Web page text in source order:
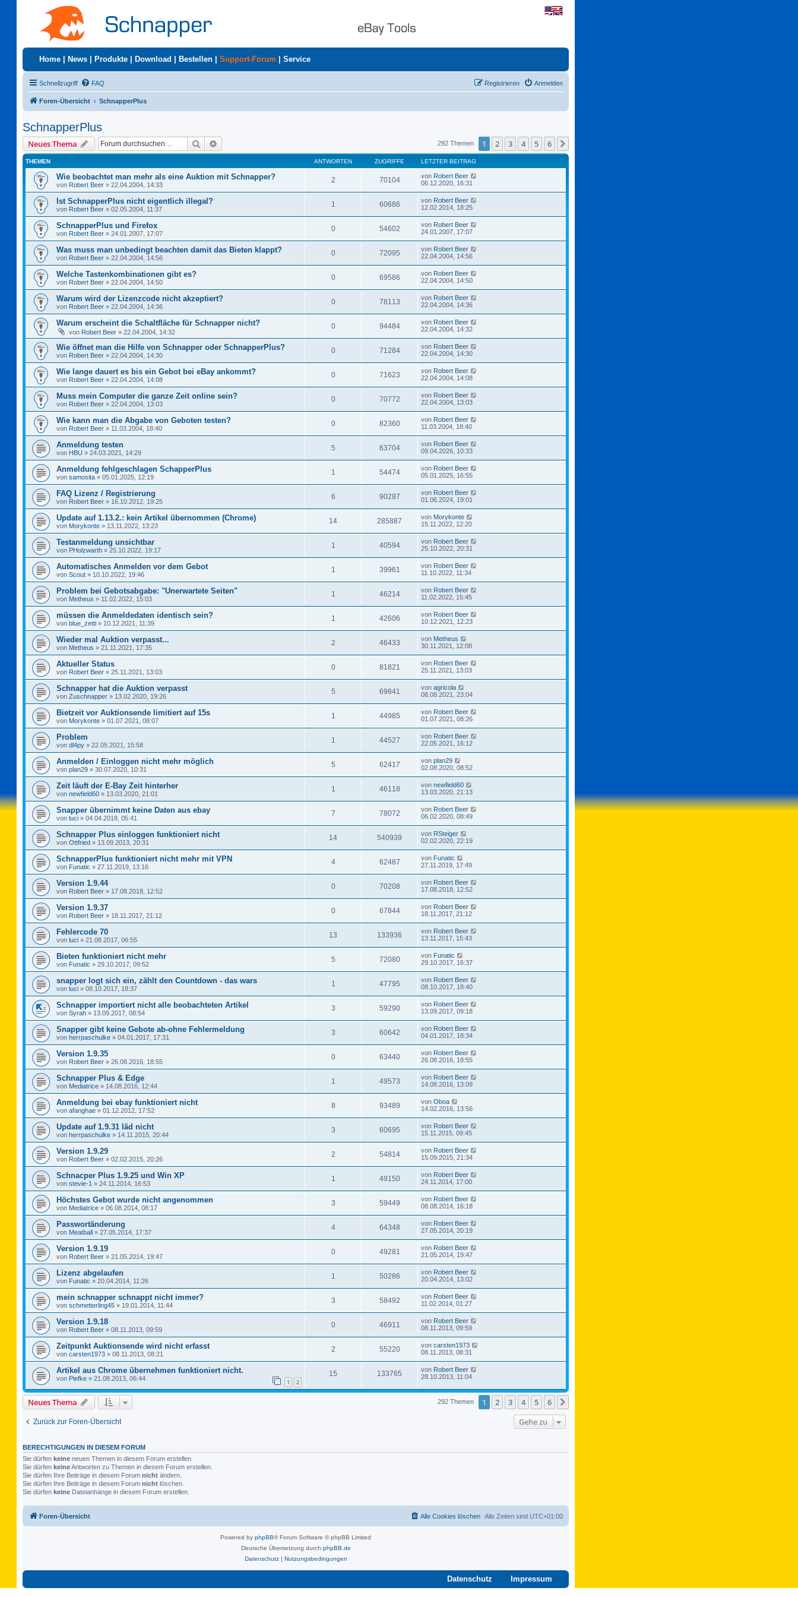
Home News Produkte Download Bestellen Support-Forum Service
Schnellzugriff FAQ Anmelden
Registrieren
Foren-Übersicht SchnapperPlus
SchnapperPlus
Neues Thema Suche 292 Themen 1 2 3 4 5 6
THEMEN ANTWORTEN ZUGRIFFE LETZTER BEITRAG
Wie beobachtet man mehr als eine Auktion mit Schnapper?
von Robert Beer » 22.04.2004, 14:33
2 70104 von Robert Beer
06.12.2020, 16:31
Ist SchnapperPlus nicht eigentlich illegal?
von Robert Beer » 02.05.2004, 11:37
1 60686 von Robert Beer
12.02.2014, 18:25
SchnapperPlus und Firefox
von Robert Beer » 24.01.2007, 17:07
0 54602 von Robert Beer
24.01.2007, 17:07
Was muss man unbedingt beachten damit das Bieten klappt?
von Robert Beer » 22.04.2004, 14:56
0 72095 von Robert Beer
22.04.2004, 14:56
Welche Tastenkombinationen gibt es?
von Robert Beer » 22.04.2004, 14:50
0 69586 von Robert Beer
22.04.2004, 14:50
Warum wird der Lizenzcode nicht akzeptiert?
von Robert Beer » 22.04.2004, 14:36
0 78113 von Robert Beer
22.04.2004, 14:36
Warum erscheint die Schaltfläche für Schnapper nicht?
von Robert Beer » 22.04.2004, 14:32
0 94484 von Robert Beer
22.04.2004, 14:32
Wie öffnet man die Hilfe von Schnapper oder SchnapperPlus?
von Robert Beer » 22.04.2004, 14:30
0 71284 von Robert Beer
22.04.2004, 14:30
Wie lange dauert es bis ein Gebot bei eBay ankommt?
von Robert Beer » 22.04.2004, 14:08
0 71623 von Robert Beer
22.04.2004, 14:08
Muss mein Computer die ganze Zeit online sein?
von Robert Beer » 22.04.2004, 13:03
0 70772 von Robert Beer
22.04.2004, 13:03
Wie kann man die Abgabe von Geboten testen?
von Robert Beer » 11.03.2004, 18:40
0 82360 von Robert Beer
11.03.2004, 18:40
Anmeldung testen
von HBU » 24.03.2021, 14:29
5 63704 von Robert Beer
09.04.2026, 10:33
Anmeldung fehlgeschlagen SchapperPlus
von samosita » 05.01.2025, 12:19
1 54474 von Robert Beer
05.01.2025, 16:55
FAQ Lizenz / Registrierung
von Robert Beer » 16.10.2012, 19:25
6 90287 von Robert Beer
01.06.2024, 19:01
Update auf 1.13.2.: kein Artikel übernommen (Chrome)
von Morykonte » 13.11.2022, 13:23
14 285887 von Morykonte
15.11.2022, 12:20
Testanmeldung unsichtbar
von PHolzwarth » 25.10.2022, 19:17
1 40594 von Robert Beer
25.10.2022, 20:31
Automatisches Anmelden vor dem Gebot
von Scout » 10.10.2022, 19:46
1 39961 von Robert Beer
11.10.2022, 11:34
Problem bei Gebotsabgabe: "Unerwartete Seiten"
von Metheus » 11.02.2022, 15:03
1 46214 von Robert Beer
11.02.2022, 15:45
müssen die Anmeldedaten identisch sein?
von blue_zetti » 10.12.2021, 11:39
1 42606 von Robert Beer
10.12.2021, 12:23
Wieder mal Auktion verpasst...
von Metheus » 21.11.2021, 17:35
2 46433 von Metheus
30.11.2021, 12:08
Aktueller Status
von Robert Beer » 25.11.2021, 13:03
0 81821 von Robert Beer
25.11.2021, 13:03
Schnapper hat die Auktion verpasst
von Zuschnapper » 13.02.2020, 19:26
5 69841 von agricola
08.08.2021, 23:04
Bietzeit vor Auktionsende limitiert auf 15s
von Morykonte » 01.07.2021, 08:07
1 44985 von Robert Beer
01.07.2021, 08:26
Problem
von dl4py » 22.05.2021, 15:58
1 44527 von Robert Beer
22.05.2021, 16:12
Anmelden / Einloggen nicht mehr möglich
von plan29 » 30.07.2020, 10:31
5 62417 von plan29
02.08.2020, 08:52
Zeit läuft der E-Bay Zeit hinterher
von newfield60 » 13.03.2020, 21:01
1 46118 von newfield60
13.03.2020, 21:13
Snapper übernimmt keine Daten aus ebay
von luci » 04.04.2018, 05:41
7 78072 von Robert Beer
06.02.2020, 08:49
Schnapper Plus einloggen funktioniert nicht
von Ottfried » 13.09.2013, 20:31
14 540939 von RSteiger
02.02.2020, 22:19
SchnapperPlus funktioniert nicht mehr mit VPN
von Funatic » 27.11.2019, 13:16
4 62487 von Funatic
27.11.2019, 17:49
Version 1.9.44
von Robert Beer » 17.08.2018, 12:52
0 70208 von Robert Beer
17.08.2018, 12:52
Version 1.9.37
von Robert Beer » 18.11.2017, 21:12
0 67844 von Robert Beer
18.11.2017, 21:12
Fehlercode 70
von luci » 21.08.2017, 06:55
13 133936 von Robert Beer
13.11.2017, 15:43
Bieten funktioniert nicht mehr
von Funatic » 29.10.2017, 09:52
5 72080 von Funatic
29.10.2017, 16:37
snapper logt sich ein, zählt den Countdown - das wars
von luci » 08.10.2017, 18:37
1 47795 von Robert Beer
08.10.2017, 18:40
Schnapper importiert nicht alle beobachteten Artikel
von Syrah » 13.09.2017, 08:54
3 59290 von Robert Beer
13.09.2017, 09:18
Snapper gibt keine Gebote ab-ohne Fehlermeldung
von herrpaschulke » 04.01.2017, 17:31
3 60642 von Robert Beer
04.01.2017, 18:34
Version 1.9.35
von Robert Beer » 26.08.2016, 18:55
0 63440 von Robert Beer
26.08.2016, 18:55
Schnapper Plus & Edge
von Mediatrice » 14.08.2016, 12:44
1 49573 von Robert Beer
14.08.2016, 13:09
Anmeldung bei ebay funktioniert nicht
von afanghae » 01.12.2012, 17:52
8 93489 von Oboa
14.02.2016, 13:56
Update auf 1.9.31 läd nicht
von herrpaschulke » 14.11.2015, 20:44
3 60695 von Robert Beer
15.11.2015, 09:45
Version 1.9.29
von Robert Beer » 02.02.2015, 20:26
2 54814 von Robert Beer
15.09.2015, 21:34
Schnacper Plus 1.9.25 und Win XP
von stevie-1 » 24.11.2014, 16:53
1 49150 von Robert Beer
24.11.2014, 17:00
Höchstes Gebot wurde nicht angenommen
von Mediatrice » 06.08.2014, 08:17
3 59449 von Robert Beer
08.08.2014, 16:18
Passwortänderung
von Meatball » 27.05.2014, 17:37
4 64348 von Robert Beer
27.05.2014, 20:19
Version 1.9.19
von Robert Beer » 21.05.2014, 19:47
0 49281 von Robert Beer
21.05.2014, 19:47
Lizenz abgelaufen
von Funatic » 20.04.2014, 11:26
1 50286 von Robert Beer
20.04.2014, 13:02
mein schnapper schnappt nicht immer?
von schmetterling45 » 19.01.2014, 11:44
3 58492 von Robert Beer
11.02.2014, 01:27
Version 1.9.18
von Robert Beer » 08.11.2013, 09:59
0 46911 von Robert Beer
08.11.2013, 09:59
Zeitpunkt Auktionsende wird nicht erfasst
von carsten1973 » 08.11.2013, 08:21
2 55220 von carsten1973
08.11.2013, 08:31
Artikel aus Chrome übernehmen funktioniert nicht.
von Piefke » 21.08.2013, 06:44 1 2
15 133765 von Robert Beer
28.10.2013, 11:04
Neues Thema 292 Themen 1 2 3 4 5 6
Zurück zur Foren-Übersicht Gehe zu
BERECHTIGUNGEN IN DIESEM FORUM
Sie dürfen keine neuen Themen in diesem Forum erstellen.
Sie dürfen keineAntworten zu Themen in diesem Forum erstellen.
Sie dürfen Ihre Beiträge in diesem Forum nicht ändern.
Sie dürfen Ihre Beiträge in diesem Forum nicht löschen.
Sie dürfen keine Dateianhänge in diesem Forum erstellen.
Foren-Übersicht Alle Zeiten sind UTC+01:00
Alle Cookies löschen
Powered by phpBB® Forum Software © phpBB Limited
Deutsche Übersetzung durch phpBB.de
Datenschutz| Nutzungsbedingungen
Datenschutz Impressum